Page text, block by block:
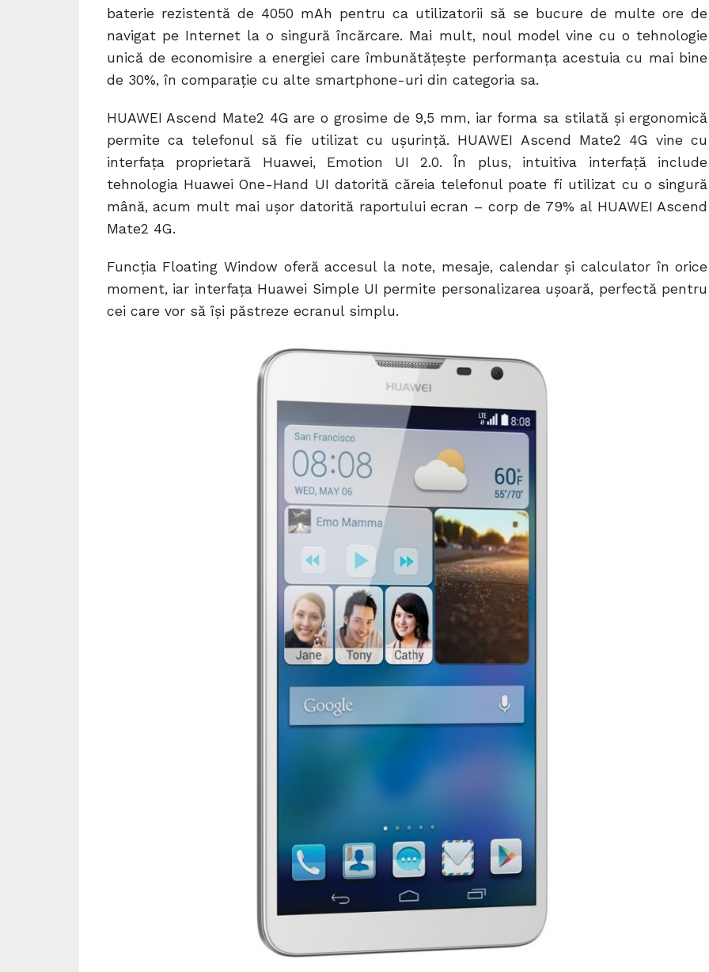
baterie rezistentă de 4050 mAh pentru ca utilizatorii să se bucure de multe ore de
navigat pe Internet la o singură încărcare. Mai mult, noul model vine cu o tehnologie
unică de economisire a energiei care îmbunătățește performanța acestuia cu mai bine
de 30%, în comparație cu alte smartphone-uri din categoria sa.
HUAWEI Ascend Mate2 4G are o grosime de 9,5 mm, iar forma sa stilată și ergonomică
permite ca telefonul să fie utilizat cu ușurință. HUAWEI Ascend Mate2 4G vine cu
interfața proprietară Huawei, Emotion UI 2.0. În plus, intuitiva interfață include
tehnologia Huawei One-Hand UI datorită căreia telefonul poate fi utilizat cu o singură
mână, acum mult mai ușor datorită raportului ecran – corp de 79% al HUAWEI Ascend
Mate2 4G.
Funcția Floating Window oferă accesul la note, mesaje, calendar și calculator în orice
moment, iar interfața Huawei Simple UI permite personalizarea ușoară, perfectă pentru
cei care vor să își păstreze ecranul simplu.